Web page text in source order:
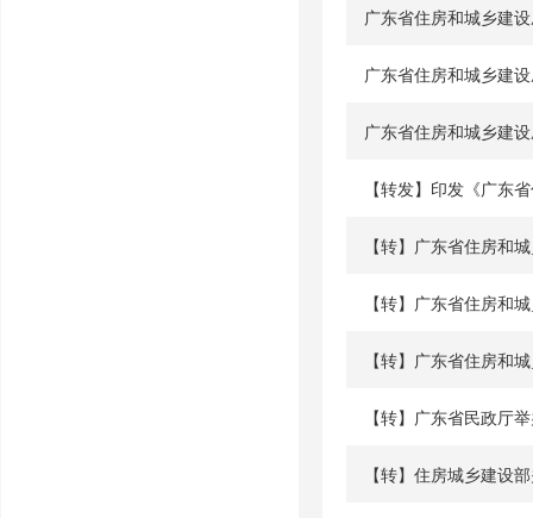
广东省住房和城乡建
广东省住房和城乡建
广东省住房和城乡建
【转发】印发《广东
【转】广东省住房和
【转】广东省住房和
【转】广东省民政厅
【转】住房城乡建设